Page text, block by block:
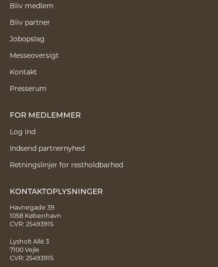
Bliv medlem
Bliv partner
Jobopslag
Messeoversigt
Kontakt
Presserum
FOR MEDLEMMER
Log ind
Indsend partnernyhed
Retningslinjer for restholdbarhed
KONTAKTOPLYSNINGER
Havnegade 39
1058 København
CVR: 25493915
Lysholt Allé 3
7100 Vejle
CVR: 25493915